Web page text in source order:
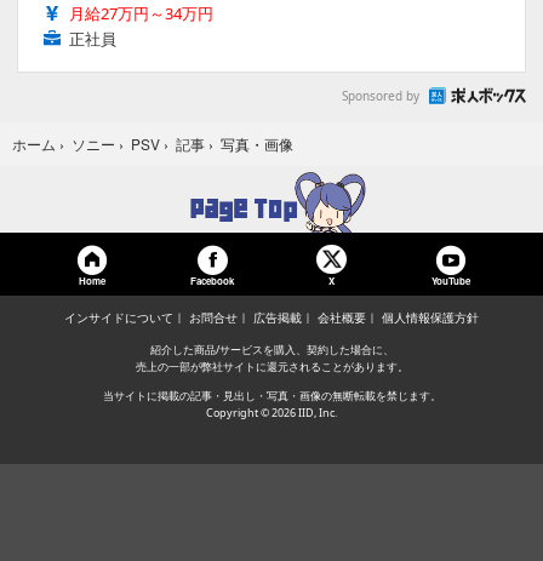
月給27万円～34万円
正社員
Sponsored by
ホーム › ソニー › PSV › 記事 › 写真・画像
Home Facebook X YouTube
インサイドについて お問合せ 広告掲載 会社概要 個人情報保護方針
紹介した商品/サービスを購入、契約した場合に、
売上の一部が弊社サイトに還元されることがあります。
当サイトに掲載の記事・見出し・写真・画像の無断転載を禁じます。
Copyright © 2026 IID, Inc.